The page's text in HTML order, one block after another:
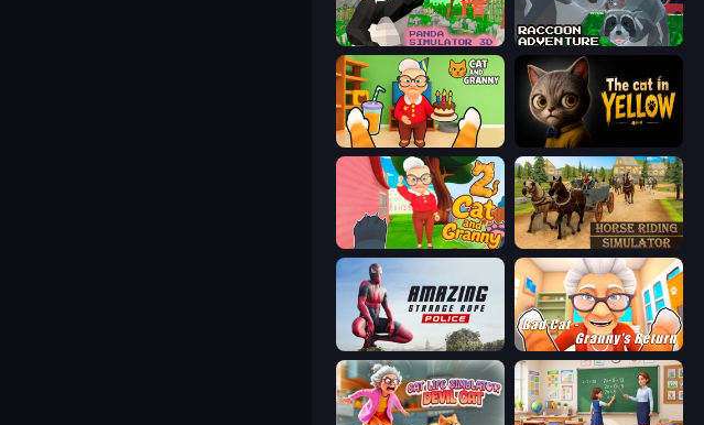
Panda Simulator 3D Raccoon Adventure: City Simulator 3D
Cat and Granny The Cat in Yellow
Cat and Granny 2 Horse Riding Simulator
Amazing Strange Rope Police Bad Cat - Granny's Return